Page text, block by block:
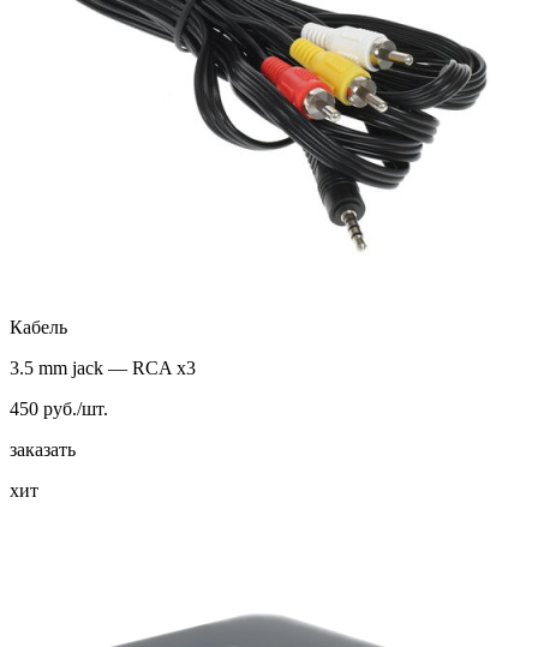
Кабель
3.5 mm jack — RCA х3
450 руб./шт.
заказать
хит